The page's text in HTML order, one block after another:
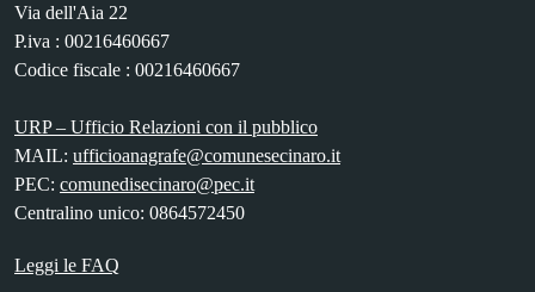
Via dell'Aia 22
P.iva : 00216460667
Codice fiscale : 00216460667
URP – Ufficio Relazioni con il pubblico
MAIL: ufficioanagrafe@comunesecinaro.it
PEC: comunedisecinaro@pec.it
Centralino unico: 0864572450
Leggi le FAQ